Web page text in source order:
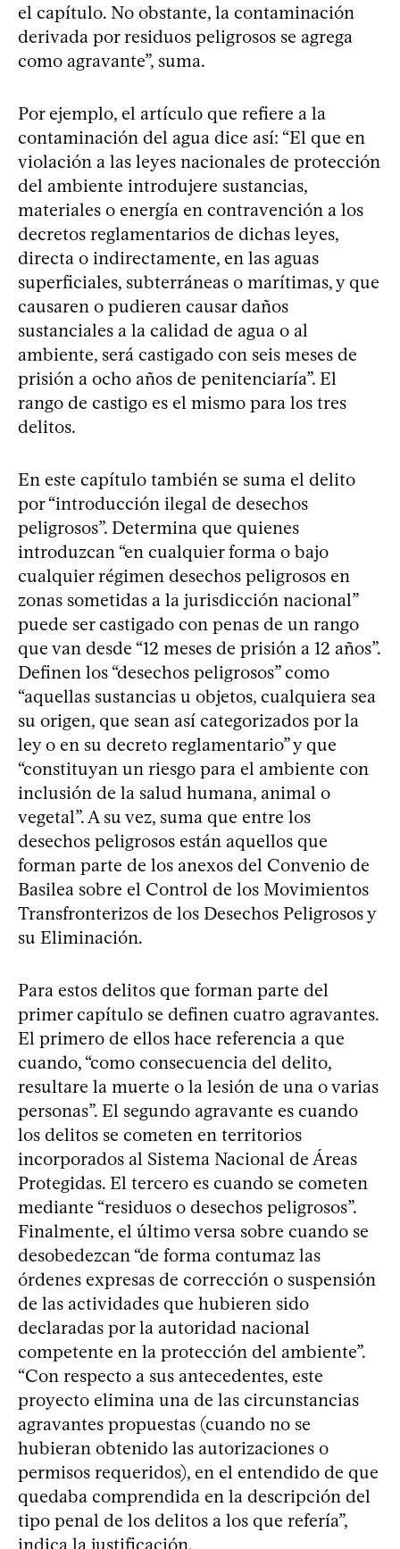
el capítulo. No obstante, la contaminación
derivada por residuos peligrosos se agrega
como agravante”, suma.
Por ejemplo, el artículo que refiere a la
contaminación del agua dice así: “El que en
violación a las leyes nacionales de protección
del ambiente introdujere sustancias,
materiales o energía en contravención a los
decretos reglamentarios de dichas leyes,
directa o indirectamente, en las aguas
superficiales, subterráneas o marítimas, y que
causaren o pudieren causar daños
sustanciales a la calidad de agua o al
ambiente, será castigado con seis meses de
prisión a ocho años de penitenciaría”. El
rango de castigo es el mismo para los tres
delitos.
En este capítulo también se suma el delito
por “introducción ilegal de desechos
peligrosos”. Determina que quienes
introduzcan “en cualquier forma o bajo
cualquier régimen desechos peligrosos en
zonas sometidas a la jurisdicción nacional”
puede ser castigado con penas de un rango
que van desde “12 meses de prisión a 12 años”.
Definen los “desechos peligrosos” como
“aquellas sustancias u objetos, cualquiera sea
su origen, que sean así categorizados por la
ley o en su decreto reglamentario” y que
“constituyan un riesgo para el ambiente con
inclusión de la salud humana, animal o
vegetal”. A su vez, suma que entre los
desechos peligrosos están aquellos que
forman parte de los anexos del Convenio de
Basilea sobre el Control de los Movimientos
Transfronterizos de los Desechos Peligrosos y
su Eliminación.
Para estos delitos que forman parte del
primer capítulo se definen cuatro agravantes.
El primero de ellos hace referencia a que
cuando, “como consecuencia del delito,
resultare la muerte o la lesión de una o varias
personas”. El segundo agravante es cuando
los delitos se cometen en territorios
incorporados al Sistema Nacional de Áreas
Protegidas. El tercero es cuando se cometen
mediante “residuos o desechos peligrosos”.
Finalmente, el último versa sobre cuando se
desobedezcan “de forma contumaz las
órdenes expresas de corrección o suspensión
de las actividades que hubieren sido
declaradas por la autoridad nacional
competente en la protección del ambiente”.
“Con respecto a sus antecedentes, este
proyecto elimina una de las circunstancias
agravantes propuestas (cuando no se
hubieran obtenido las autorizaciones o
permisos requeridos), en el entendido de que
quedaba comprendida en la descripción del
tipo penal de los delitos a los que refería”,
indica la justificación.